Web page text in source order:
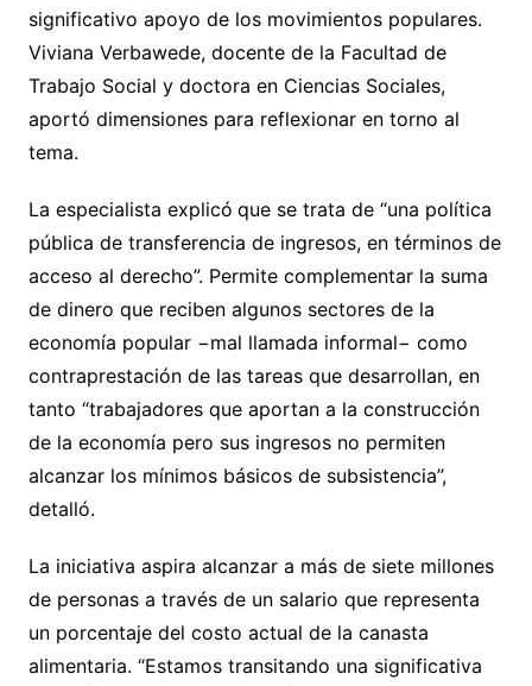
significativo apoyo de los movimientos populares.
Viviana Verbawede, docente de la Facultad de
Trabajo Social y doctora en Ciencias Sociales,
aportó dimensiones para reflexionar en torno al
tema.
La especialista explicó que se trata de “una política
pública de transferencia de ingresos, en términos de
acceso al derecho”. Permite complementar la suma
de dinero que reciben algunos sectores de la
economía popular −mal llamada informal− como
contraprestación de las tareas que desarrollan, en
tanto “trabajadores que aportan a la construcción
de la economía pero sus ingresos no permiten
alcanzar los mínimos básicos de subsistencia”,
detalló.
La iniciativa aspira alcanzar a más de siete millones
de personas a través de un salario que representa
un porcentaje del costo actual de la canasta
alimentaria. “Estamos transitando una significativa